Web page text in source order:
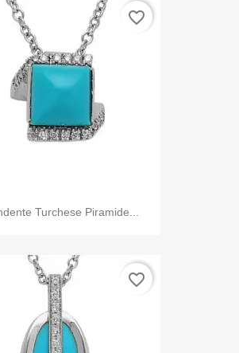
Turchese Piramide...
favorite_border
favorite_border